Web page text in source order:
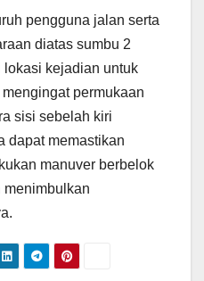
pengguna jalan serta
diatas sumbu 2
lokasi kejadian untuk
permukaan
sisi sebelah kiri
dapat memastikan
manuver berbelok
menimbulkan